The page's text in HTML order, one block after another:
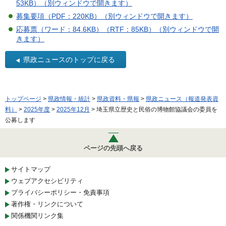
53KB）（別ウィンドウで開きます）
募集要項（PDF：220KB）（別ウィンドウで開きます）
応募票（ワード：84.6KB）（RTF：85KB）（別ウィンドウで開
きます）
県政ニュースのトップに戻る
トップページ > 県政情報・統計 > 県政資料・県報 > 県政ニュース（報道発表資
料）
> 2025年度 > 2025年12月 > 埼玉県立歴史と民俗の博物館協議会の委員を
公募します
ページの先頭へ戻る
サイトマップ
ウェブアクセシビリティ
プライバシーポリシー・免責事項
著作権・リンクについて
関係機関リンク集